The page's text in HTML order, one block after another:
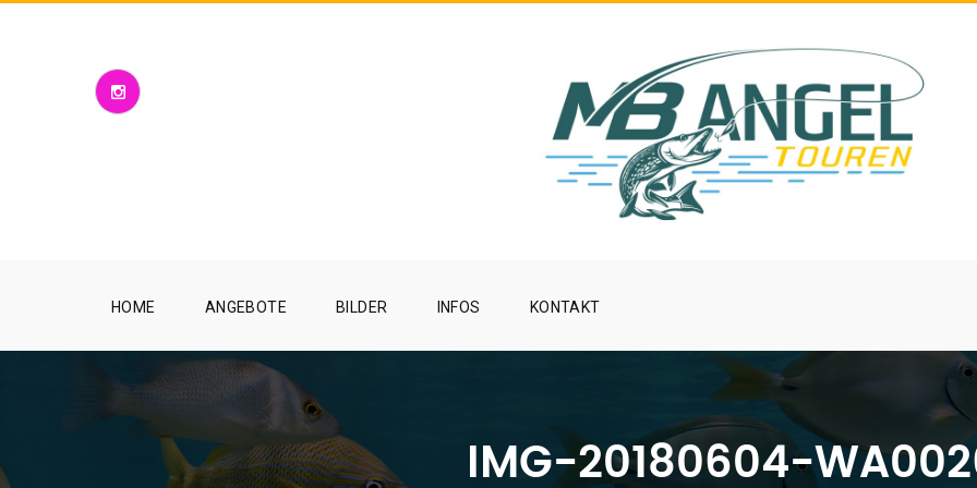
HOME ANGEBOTE BILDER INFOS KONTAKT
IMG-20180604-